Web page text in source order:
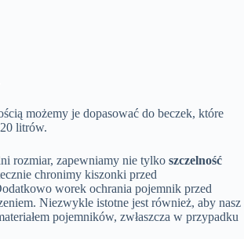
możemy je dopasować do beczek, które
litrów.
rozmiar, zapewniamy nie tylko szczelność
chronimy kiszonki przed
worek ochrania pojemnik przed
Niezwykle istotne jest również, aby nasz
pojemników, zwłaszcza w przypadku